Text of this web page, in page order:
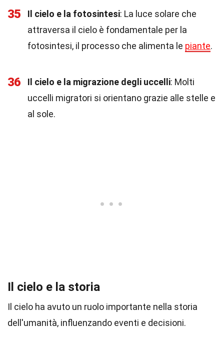
35 Il cielo e la fotosintesi: La luce solare che
attraversa il cielo è fondamentale per la
fotosintesi, il processo che alimenta le piante.
36 Il cielo e la migrazione degli uccelli: Molti
uccelli migratori si orientano grazie alle stelle e
al sole.
Il cielo e la storia
Il cielo ha avuto un ruolo importante nella storia
dell'umanità, influenzando eventi e decisioni.